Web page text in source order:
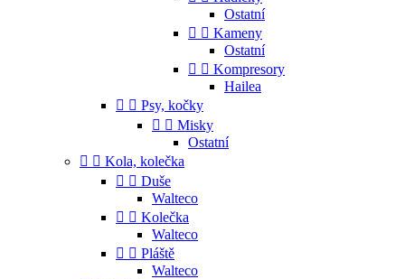
Ostatní
  Kameny
Ostatní
  Kompresory
Hailea
  Psy, kočky
  Misky
Ostatní
  Kola, kolečka
  Duše
Walteco
  Kolečka
Walteco
  Pláště
Walteco